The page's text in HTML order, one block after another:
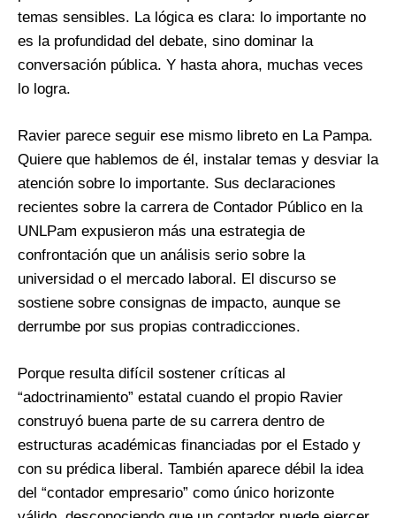
temas sensibles. La lógica es clara: lo importante no
es la profundidad del debate, sino dominar la
conversación pública. Y hasta ahora, muchas veces
lo logra.
Ravier parece seguir ese mismo libreto en La Pampa.
Quiere que hablemos de él, instalar temas y desviar la
atención sobre lo importante. Sus declaraciones
recientes sobre la carrera de Contador Público en la
UNLPam expusieron más una estrategia de
confrontación que un análisis serio sobre la
universidad o el mercado laboral. El discurso se
sostiene sobre consignas de impacto, aunque se
derrumbe por sus propias contradicciones.
Porque resulta difícil sostener críticas al
“adoctrinamiento” estatal cuando el propio Ravier
construyó buena parte de su carrera dentro de
estructuras académicas financiadas por el Estado y
con su prédica liberal. También aparece débil la idea
del “contador empresario” como único horizonte